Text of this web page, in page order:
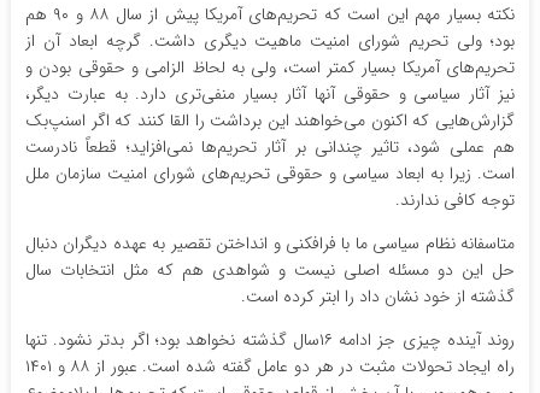
نکته بسیار مهم این است که تحریم‌های آمریکا پیش از سال ۸۸ و ۹۰ هم
بود؛ ولی تحریم شورای امنیت ماهیت دیگری داشت. گرچه ابعاد آن از
تحریم‌های آمریکا بسیار کمتر است، ولی به لحاظ الزامی و حقوقی بودن و
نیز آثار سیاسی و حقوقی آنها آثار بسیار منفی‌تری دارد. به عبارت دیگر،
گزارش‌هایی که اکنون می‌خواهند این برداشت را القا کنند که اگر اسنپ‌بک
هم عملی شود، تاثیر چندانی بر آثار تحریم‌ها نمی‌افزاید؛ قطعاً نادرست
است. زیرا به ابعاد سیاسی و حقوقی تحریم‌های شورای امنیت سازمان ملل
توجه کافی ندارند.
متاسفانه نظام سیاسی ما با فرافکنی و انداختن تقصیر به عهده دیگران دنبال
حل این دو مسئله اصلی نیست و شواهدی هم که مثل انتخابات سال
گذشته از خود نشان داد را ابتر کرده است.
روند آینده چیزی جز ادامه ۱۶سال گذشته نخواهد بود؛ اگر بدتر نشود. تنها
راه ایجاد تحولات مثبت در هر دو عامل گفته شده است. عبور از ۸۸ و ۱۴۰۱